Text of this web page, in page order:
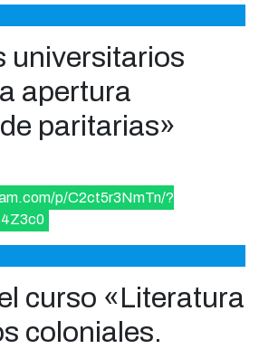
universitarios
apertura
paritarias»
p/C2ct5r3NmTn/?
curso «Literatura
coloniales.